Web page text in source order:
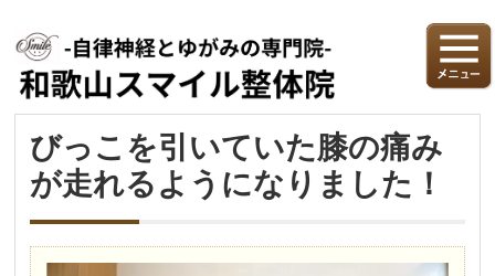
びっこを引いていた膝の痛み
が走れるようになりました！